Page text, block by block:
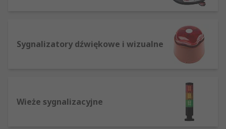
< Miganie stroboskopowe - szybkie, regularne
Trzy śruby – mocowanie trzema śrubami w
Sygnalizatory dźwiękowe i wizualne
Wieże sygnalizacyjne